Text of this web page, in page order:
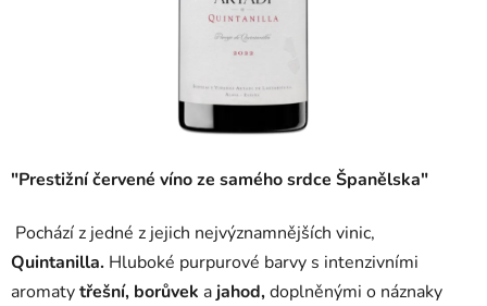
"Prestižní červené víno ze samého srdce Španělska"
Pochází z jedné z jejich nejvýznamnějších vinic,
Quintanilla. Hluboké purpurové barvy s intenzivními
aromatytřešní, borůvek a jahod,doplněnými o náznaky